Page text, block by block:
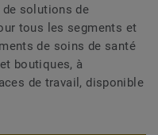
solutions de
tous les segments et
de soins de santé
boutiques, à
de travail, disponible